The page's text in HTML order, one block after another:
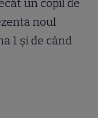
noul
1 și de când